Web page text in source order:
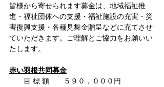
皆様から寄せられます募金は、地域福祉推
進・福祉団体への支援・福祉施設の充実・災
害復興支援・各種見舞金贈呈などに充てさせ
ていただきます。ご理解とご協力をお願いい
たします。
赤い羽根共同募金
目 標 額　　５９０，０００円